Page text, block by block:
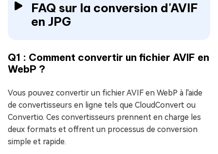
FAQ sur la conversion d'AVIF
en JPG
Q1 : Comment convertir un fichier AVIF en
WebP ?
Vous pouvez convertir un fichier AVIF en WebP à l'aide
de convertisseurs en ligne tels que CloudConvert ou
Convertio. Ces convertisseurs prennent en charge les
deux formats et offrent un processus de conversion
simple et rapide.